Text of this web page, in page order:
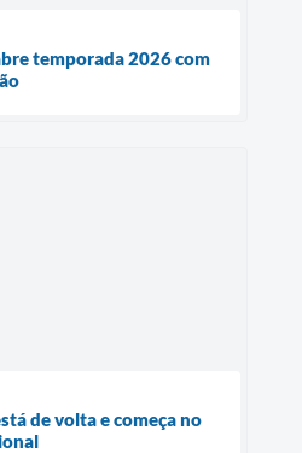
temporada 2026 com
de volta e começa no